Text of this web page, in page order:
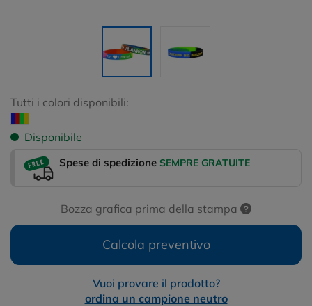
Tutti i colori disponibili:
Disponibile
Spese di spedizione SEMPRE GRATUITE
Bozza grafica prima della stampa
Calcola preventivo
Vuoi provare il prodotto?
ordina un campione neutro